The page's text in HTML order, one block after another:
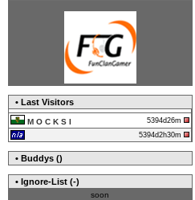
• Last Visitors
M O C K S I
5394d26m
5394d2h30m
• Buddys ()
• Ignore-List (-)
soon